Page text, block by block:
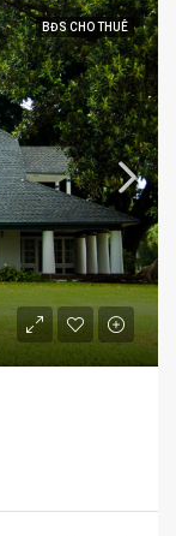
BĐS CHO THUÊ